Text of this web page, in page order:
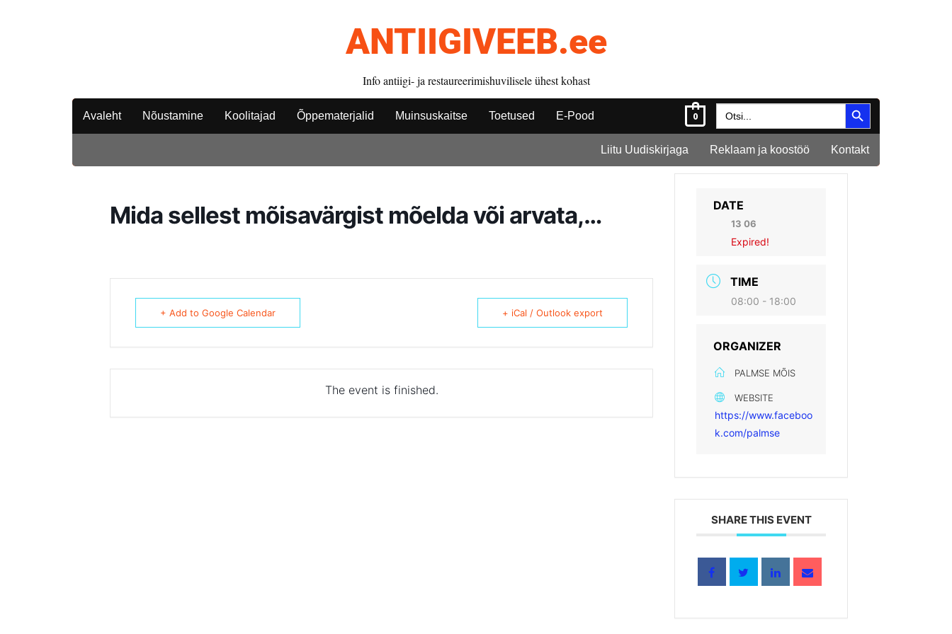
ANTIIGIVEEB.ee
Info antiigi- ja restaureerimishuvilisele ühest kohast
Avaleht Nõustamine Koolitajad Õppematerjalid Muinsuskaitse Toetused E-Pood 0
Search
for:
Search Button
Liitu Uudiskirjaga Reklaam ja koostöö Kontakt
Mida sellest mõisavärgist mõelda või arvata,…
+ Add to Google Calendar + iCal / Outlook export
The event is finished.
DATE
13 06
Expired!
TIME
08:00 - 18:00
ORGANIZER
PALMSE MÕIS
WEBSITE
https://www.faceboo
k.com/palmse
SHARE THIS EVENT